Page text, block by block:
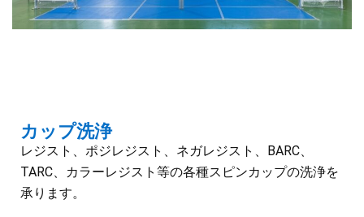
カップ洗浄
レジスト、ポジレジスト、ネガレジスト、BARC、
TARC、カラーレジスト等の各種スピンカップの洗浄を
承ります。